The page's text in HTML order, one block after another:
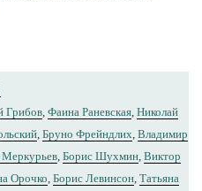
Грибов Фаина Раневская Николай
Бруно Фрейндлих Владимир
Борис Шухмин Виктор
Орочко Борис Левинсон Татьяна